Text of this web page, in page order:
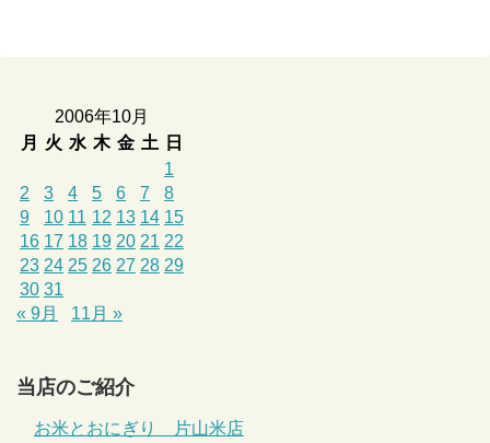
2006年10月
月
火 水 木 金 土
日
1
2
3 4 5 6 7
8
9
10 11 12 13 14 15
16 17 18 19 20 21 22
23 24 25 26 27 28 29
30 31
« 9月
11月 »
当店のご紹介
お米とおにぎり 片山米店